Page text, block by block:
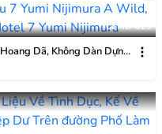
CEMD-825
Dã, Không Dàn Dựng